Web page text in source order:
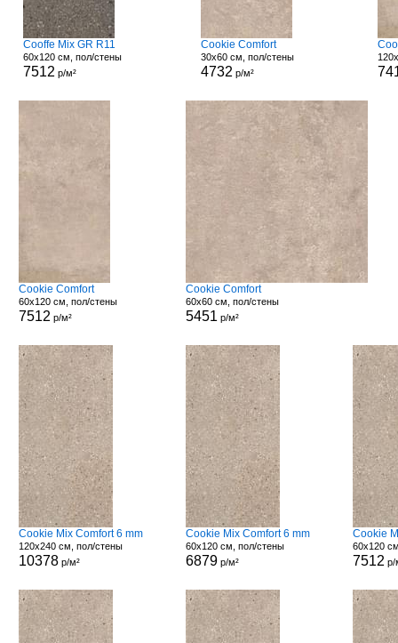
Cooffe Mix GR R11
60x120 см, пол/стены
7512 р/м²
Cookie Comfort
30x60 см, пол/стены
4732 р/м²
Cookie Comfort
60x120 см, пол/стены
7512 р/м²
Cookie Comfort
60x60 см, пол/стены
5451 р/м²
Cookie Mix Comfort 6 mm
120x240 см, пол/стены
10378р/м²
Cookie Mix Comfort 6 mm
60x120 см, пол/стены
6879 р/м²
Cookie
60x120
7512 р/